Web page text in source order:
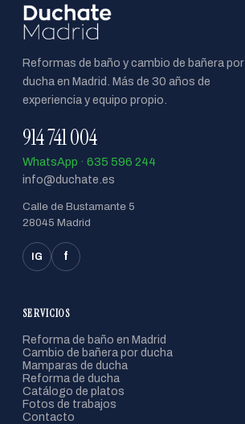
Reformas de baño y cambio de bañera por
ducha en Madrid. Más de 30 años de
experiencia y equipo propio.
914 741 004
WhatsApp · 635 596 244
info@duchate.es
Calle de Bustamante 5
28045 Madrid
IG f
SERVICIOS
Reforma de baño en Madrid
Cambio de bañera por ducha
Mamparas de ducha
Reforma de ducha
Catálogo de platos
Fotos de trabajos
Contacto